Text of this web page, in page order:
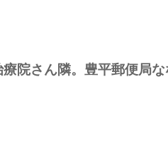
院さん隣。豊平郵便局